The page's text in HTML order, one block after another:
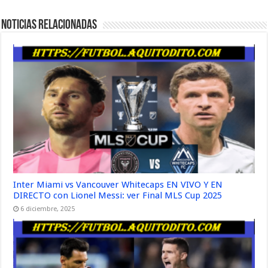
Noticias Relacionadas
Inter Miami vs Vancouver Whitecaps EN VIVO Y EN
DIRECTO con Lionel Messi: ver Final MLS Cup 2025
6 diciembre, 2025